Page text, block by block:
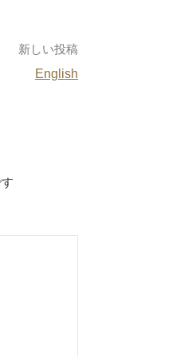
新しい投稿
English